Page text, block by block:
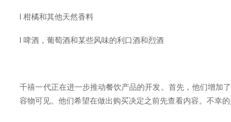
l柑橘和其他天然香料
啤酒，葡萄酒和某些风味的利口酒和烈酒
千禧一代正在进一步推动餐饮产品的开发。 首先，他们增加
容物可见。他们希望在做出购买决定之前先查看内容。不幸